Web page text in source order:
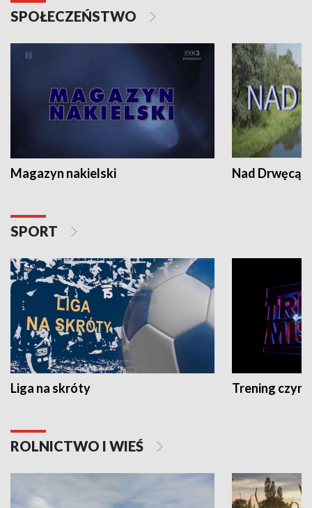
SPOŁECZEŃSTWO
Magazyn nakielski Nad Drwęcą
SPORT
Liga na skróty Trening czyni
ROLNICTWO I WIEŚ